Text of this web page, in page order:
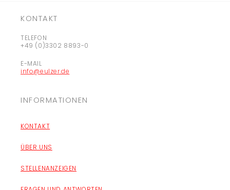
KONTAKT
TELEFON
+49 (0)3302 8893-0
E-MAIL
info@eulzer.de
INFORMATIONEN
KONTAKT
ÜBER UNS
STELLENANZEIGEN